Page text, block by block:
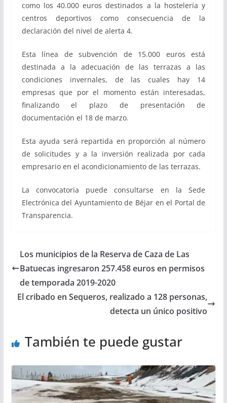
como los 40.000 euros destinados a la hostelería y
centros deportivos como consecuencia de la
declaración del nivel de alerta 4.
Esta línea de subvención de 15.000 euros está
destinada a la adecuación de las terrazas a las
condiciones invernales, de las cuales hay 14
empresas que por el momento están interesadas,
finalizando el plazo de presentación de
documentación el 18 de marzo.
Esta ayuda será repartida en proporción al número
de solicitudes y a la inversión realizada por cada
empresario en el acondicionamiento de las terrazas.
La convocatoria puede consultarse en la Sede
Electrónica del Ayuntamiento de Béjar en el Portal de
Transparencia.
Los municipios de la Reserva de Caza de Las
Batuecas ingresaron 257.458 euros en permisos
de temporada 2019-2020
El cribado en Sequeros, realizado a 128 personas,
detecta un único positivo
También te puede gustar